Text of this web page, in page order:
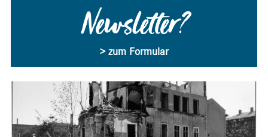
Newsletter?
> zum Formular